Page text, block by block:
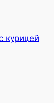
курицей